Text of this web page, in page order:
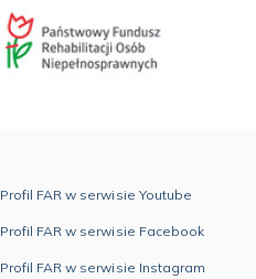
Profil FAR w serwisie Youtube
Profil FAR w serwisie Facebook
Profil FAR w serwisie Instagram